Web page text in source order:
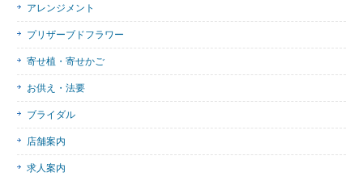
アレンジメント
プリザーブドフラワー
寄せ植・寄せかご
お供え・法要
ブライダル
店舗案内
求人案内